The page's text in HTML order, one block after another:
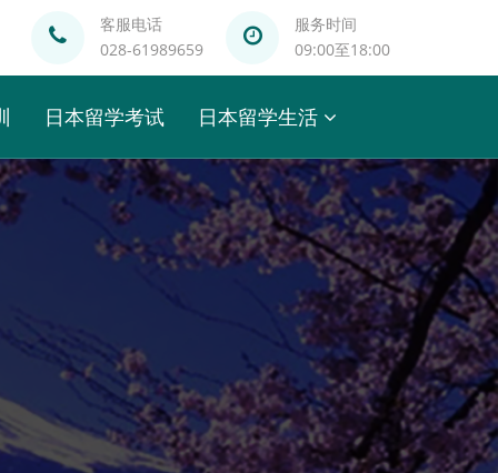
客服电话
028-61989659
服务时间
09:00至18:00
日本留学考试 日本留学生活